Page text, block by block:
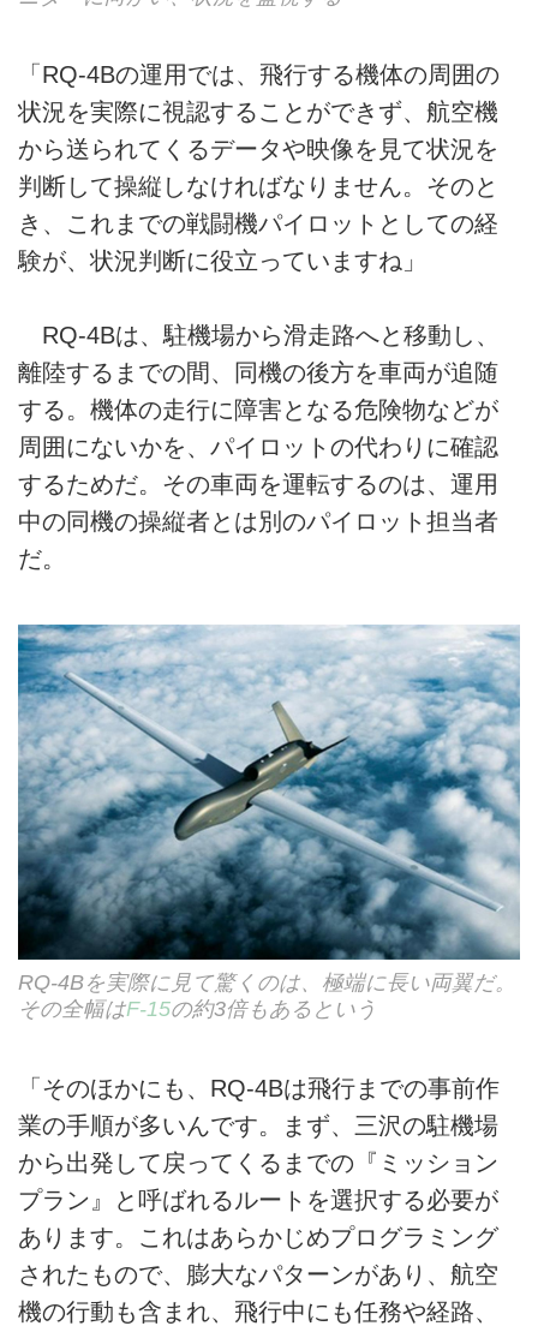
「RQ-4Bの運用では、飛行する機体の周囲の
状況を実際に視認することができず、航空機
から送られてくるデータや映像を見て状況を
判断して操縦しなければなりません。そのと
き、これまでの戦闘機パイロットとしての経
験が、状況判断に役立っていますね」
RQ-4Bは、駐機場から滑走路へと移動し、
離陸するまでの間、同機の後方を車両が追随
する。機体の走行に障害となる危険物などが
周囲にないかを、パイロットの代わりに確認
するためだ。その車両を運転するのは、運用
中の同機の操縦者とは別のパイロット担当者
だ。
RQ-4Bを実際に見て驚くのは、極端に長い両翼だ。
その全幅はF-15の約3倍もあるという
「そのほかにも、RQ-4Bは飛行までの事前作
業の手順が多いんです。まず、三沢の駐機場
から出発して戻ってくるまでの『ミッション
プラン』と呼ばれるルートを選択する必要が
あります。これはあらかじめプログラミング
されたもので、膨大なパターンがあり、航空
機の行動も含まれ、飛行中にも任務や経路、